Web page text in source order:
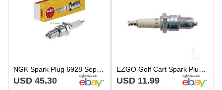
NGK Spark Plug 6928 Separate Type BP4ES
USD 45.30 USD 11.99